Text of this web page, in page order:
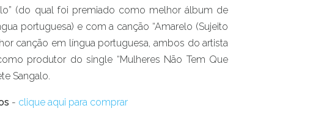
(do qual foi premiado como melhor álbum de
portuguesa) e com a canção “Amarelo (Sujeito
canção em língua portuguesa, ambos do artista
produtor do single “Mulheres Não Tem Que
Sangalo.
- clique aqui para comprar